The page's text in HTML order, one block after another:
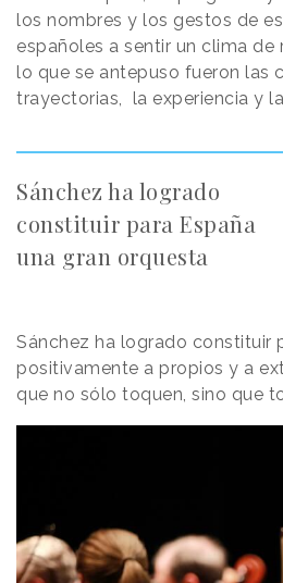
los nombres y los gestos de
españoles a sentir un clima
lo que se antepuso fueron las
trayectorias, la experiencia y
Sánchez ha logrado
constituir para España
una gran orquesta
Sánchez ha logrado constituir
positivamente a propios y a
que no sólo toquen, sino que